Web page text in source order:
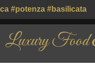
#basilicata Ferie a
Luxury